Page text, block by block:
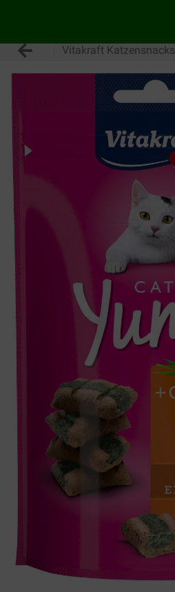
Vitakraft Katzensnacks